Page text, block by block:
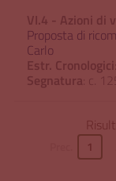
VI.4 - Azioni di
Proposta di
Carlo
Estr. Cronologici
Segnatura: c.
1